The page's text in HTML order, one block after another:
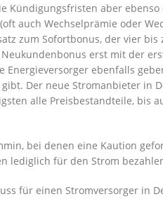
Kündigungsfristen aber
auch Wechselprämie oder
zum Sofortbonus, der vier
erst mit der
Energieversorger ebenfalls
Der neue Stromanbieter in
alle Preisbestandteile, bis
bei denen eine Kaution
lediglich für den Strom
für einen Stromversorger in